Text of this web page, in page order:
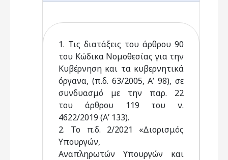
1. Τις διατάξεις του άρθρου 90
του Κώδικα Νομοθεσίας για την
Κυβέρνηση και τα κυβερνητικά
όργανα, (π.δ. 63/2005, Α’ 98), σε
συνδυασμό με την παρ. 22
του άρθρου 119 του ν.
4622/2019 (Α’ 133).
2. Το π.δ. 2/2021 «Διορισμός
Υπουργών,
Αναπληρωτών Υπουργών και